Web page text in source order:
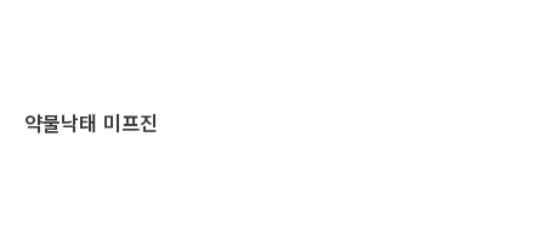
약물낙태 미프진